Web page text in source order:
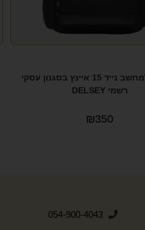
תיק גב למחשב נייד 15 איינץ בסגנון עסקי
רשמי DELSEY
₪350
054-900-4043